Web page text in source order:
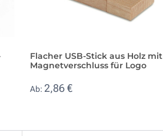
Flacher USB-Stick aus Holz mit
Magnetverschluss für Logo
Ab: 2,86 €